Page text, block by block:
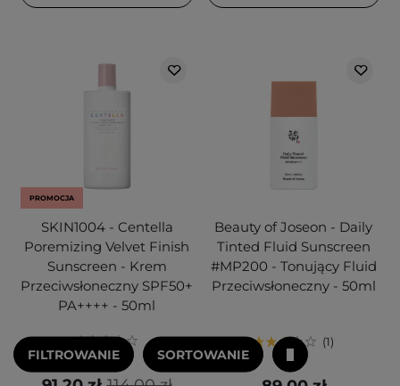
PROMOCJA
SKIN1004 - Centella
Poremizing Velvet Finish
Sunscreen - Krem
Przeciwsłoneczny SPF50+
PA++++ - 50ml
Beauty of Joseon - Daily
Tinted Fluid Sunscreen
#MP200 - Tonujący Fluid
Przeciwsłoneczny - 50ml
1
FILTROWANIE SORTOWANIE